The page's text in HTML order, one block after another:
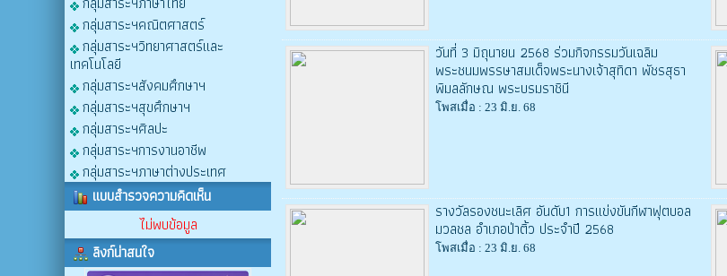
กลุ่มสาระฯคณิตศาสตร์
กลุ่มสาระฯวิทยาศาสตร์และ
เทคโนโลยี
กลุ่มสาระฯสังคมศึกษาฯ
กลุ่มสาระฯสุขศึกษาฯ
กลุ่มสาระฯศิลปะ
กลุ่มสาระฯการงานอาชีพ
กลุ่มสาระฯภาษาต่างประเทศ
แบบสำรวจความคิดเห็น
ไม่พบข้อมูล
ลิงก์น่าสนใจ
วันที่ 3 มิถุนายน 2568 ร่วมกิจกรรมวันเฉลิม
พระชนมพรรษาสมเด็จพระนางเจ้าสุทิดา พัชรสุธา
พิมลลักษณ พระบรมราชินี
โพสเมื่อ : 23 มิ.ย. 68
รางวัลรองชนะเลิศ อันดับ1 การแข่งขันกีฬาฟุตบอล
มวลชล อำเภอป่าติ้ว ประจำปี 2568
โพสเมื่อ : 23 มิ.ย. 68